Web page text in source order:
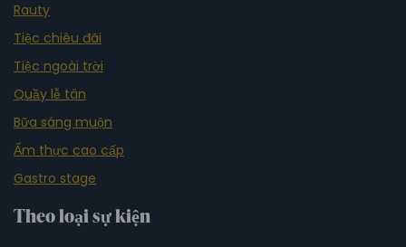
Rauty
Tiệc chiêu đãi
Tiệc ngoài trời
Quầy lễ tân
Bữa sáng muộn
Ẩm thực cao cấp
Gastro stage
Theo loại sự kiện